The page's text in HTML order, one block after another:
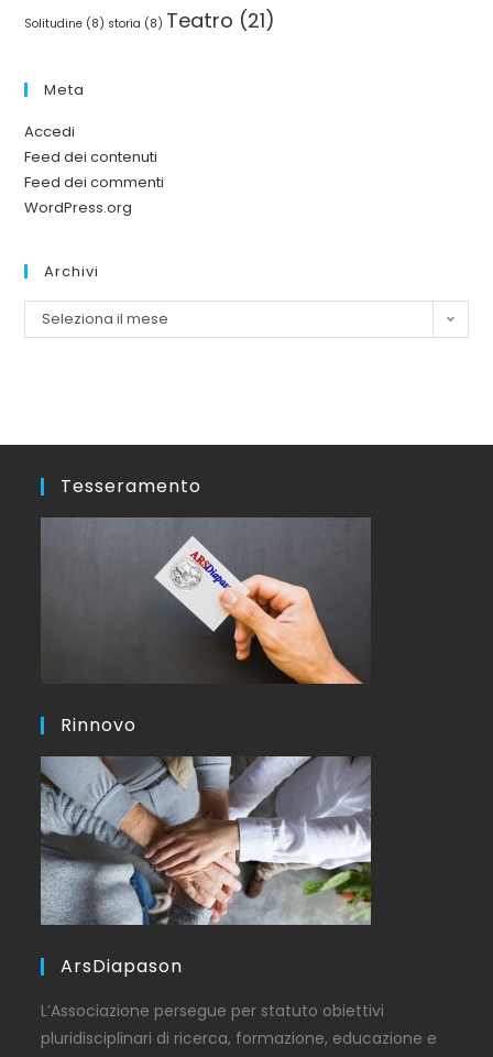
Solitudine (8) storia (8) Teatro (21)
Meta
Accedi
Feed dei contenuti
Feed dei commenti
WordPress.org
Archivi
Seleziona il mese
Tesseramento
Rinnovo
ArsDiapason
L’Associazione persegue per statuto obiettivi
pluridisciplinari di ricerca, formazione, educazione e